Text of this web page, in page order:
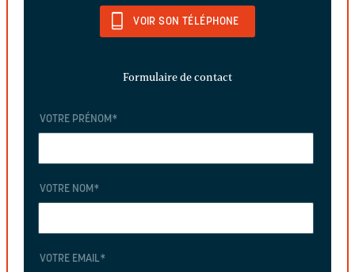
VOIR SON TÉLÉPHONE
Formulaire de contact
VOTRE PRÉNOM *
VOTRE NOM *
VOTRE EMAIL*